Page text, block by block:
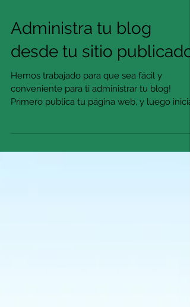
Administra tu blog
desde tu sitio publicado
Hemos trabajado para que sea fácil y
conveniente para ti administrar tu blog!
una sesión...